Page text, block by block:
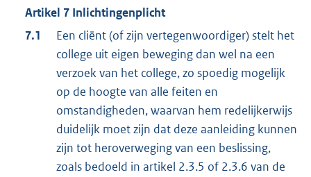
Artikel 7 Inlichtingenplicht
7.1
Een cliënt (of zijn vertegenwoordiger) stelt het
college uit eigen beweging dan wel na een
verzoek van het college, zo spoedig mogelijk
op de hoogte van alle feiten en
omstandigheden, waarvan hem redelijkerwijs
duidelijk moet zijn dat deze aanleiding kunnen
zijn tot heroverweging van een beslissing,
zoals bedoeld in artikel 2.3.5 of 2.3.6 van de